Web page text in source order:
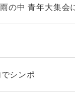
の中 青年大集会
シンポ